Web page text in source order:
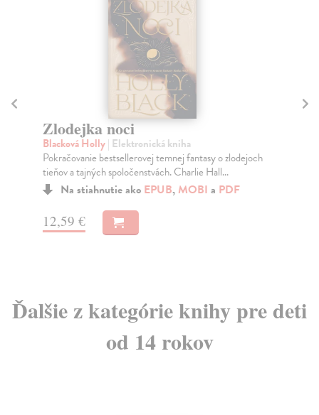
Ukradnutý dedič
Blacková Holly| Elektronická kniha
Nenechajte si ujsť návrat do sveta krutých férov!Od
Bitky hada uplynulo osem rokov. Lady Nore z Dvor...
Na stiahnutie ako EPUB, MOBI a PDF
11,89 €
Ďalšie z kategórie knihy pre deti
od 14 rokov